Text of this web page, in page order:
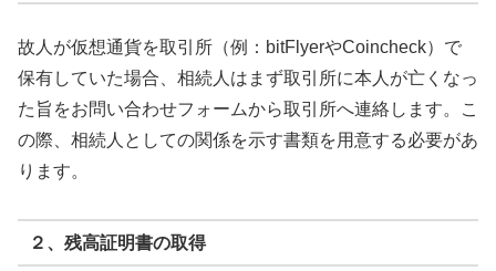
故人が仮想通貨を取引所（例：bitFlyerやCoincheck）で
保有していた場合、相続人はまず取引所に本人が亡くなっ
た旨をお問い合わせフォームから取引所へ連絡します。こ
の際、相続人としての関係を示す書類を用意する必要があ
ります。
２、残高証明書の取得